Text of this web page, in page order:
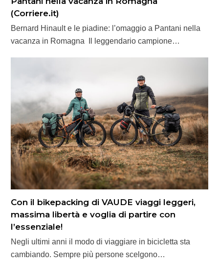
(Corriere.it)
Bernard Hinault e le piadine: l’omaggio a Pantani nella
vacanza in Romagna Il leggendario campione…
Con il bikepacking di VAUDE viaggi leggeri,
massima libertà e voglia di partire con
l’essenziale!
Negli ultimi anni il modo di viaggiare in bicicletta sta
cambiando. Sempre più persone scelgono…